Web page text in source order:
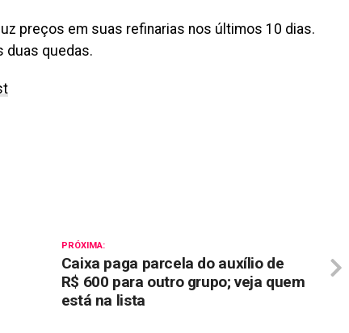
preços em suas refinarias nos últimos 10 dias.
duas quedas.
PRÓXIMA:
Caixa paga parcela do auxílio de
R$ 600 para outro grupo; veja quem
está na lista